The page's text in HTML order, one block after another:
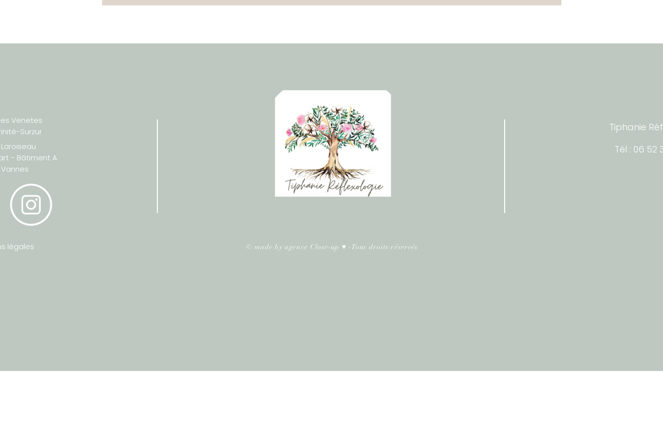
Venetes
Surzur
- Bâtiment A
Tiphanie
Tél : 06 52
légales © made by agence Close-up ♥ -Tous droits réservés